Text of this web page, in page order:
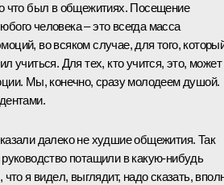
что был в общежитиях. Посещение
человека – это всегда масса
во всяком случае, для того,
учиться. Для тех, кто учится, это, может
Мы, конечно, сразу молодеем душой.
далеко не худшие общежития. Так
потащили в какую‑нибудь
я видел, выглядит, надо сказать,